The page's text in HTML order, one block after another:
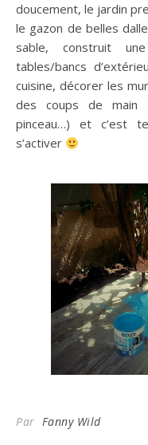
doucement, le jardin
le gazon de belles
sable, construit
tables/bancs
cuisine, décorer les
des coups de main
pinceau…) et c’est
s’activer
Par Fanny Wild